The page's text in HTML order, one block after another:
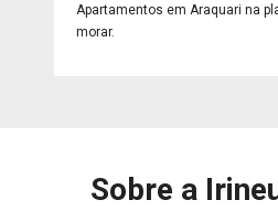
Apartamentos em Araquari na
morar.
Sobre a